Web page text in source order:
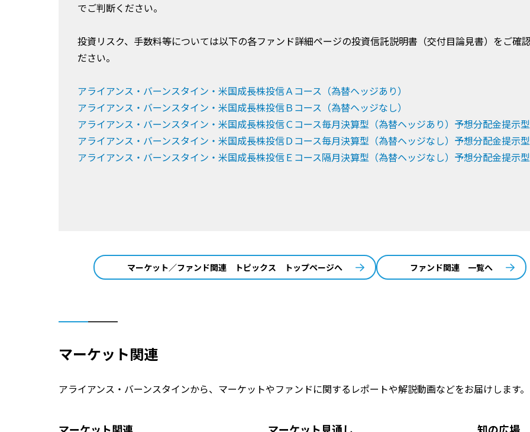
でご判断ください。
投資リスク、手数料等については以下の各ファンド詳細ページの投資信託説明書（交付目論見書）をご確
ださい。
アライアンス・バーンスタイン・米国成長株投信Ａコース（為替ヘッジあり）
アライアンス・バーンスタイン・米国成長株投信Ｂコース（為替ヘッジなし）
アライアンス・バーンスタイン・米国成長株投信Ｃコース毎月決算型（為替ヘッジあり）予想分配金提示型
アライアンス・バーンスタイン・米国成長株投信Ｄコース毎月決算型（為替ヘッジなし）予想分配金提示型
アライアンス・バーンスタイン・米国成長株投信Ｅコース隔月決算型（為替ヘッジなし）予想分配金提示型
マーケット／ファンド関連 トピックス トップページへ ファンド関連 一覧へ
マーケット関連
アライアンス・バーンスタインから、マーケットやファンドに関するレポートや解説動画などをお届けします。